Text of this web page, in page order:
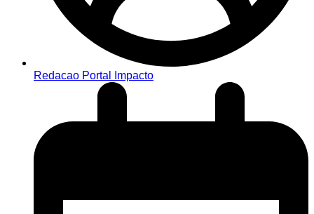
Redacao Portal Impacto